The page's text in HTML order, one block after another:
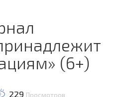
(6+)
229 Просмотров